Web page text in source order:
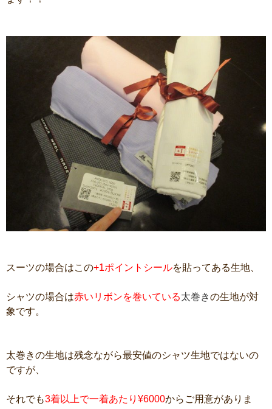
スーツの場合はこの+1ポイントシールを貼ってある生地、
シャツの場合は赤いリボンを巻いている太巻きの生地が対
象です。
太巻きの生地は残念ながら最安値のシャツ生地ではないの
ですが、
それでも3着以上で一着あたり¥6000からご用意がありま